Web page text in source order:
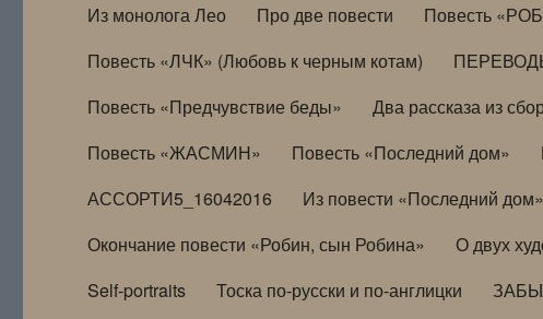
Из монолога Лео
Про две повести Повесть
Повесть «ЛЧК» (Любовь к черным котам)
Повесть «Предчувствие беды»
Два рассказа из
Повесть «ЖАСМИН»
Повесть «Последний дом»
АССОРТИ5_16042016
Из повести «Последний дом»
Окончание повести «Робин, сын Робина»
О двух
Self-portraits
Тоска по-русски и по-англицки